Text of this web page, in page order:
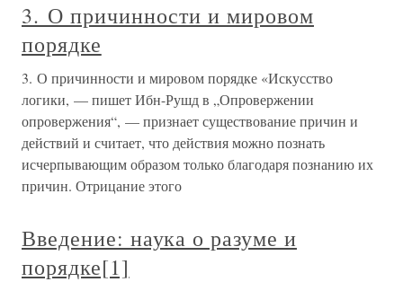
3. О причинности и мировом
порядке
3. О причинности и мировом порядке «Искусство
логики, — пишет Ибн-Рушд в „Опровержении
опровержения“, — признает существование причин и
действий и считает, что действия можно познать
исчерпывающим образом только благодаря познанию их
причин. Отрицание этого
Введение: наука о разуме и
порядке[1]